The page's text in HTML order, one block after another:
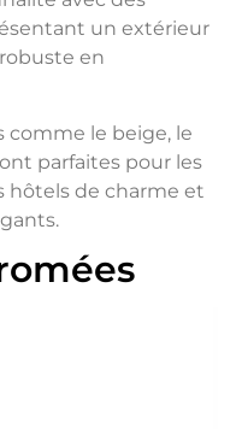
un extérieur
en
comme le beige, le
parfaites pour les
hôtels de charme et